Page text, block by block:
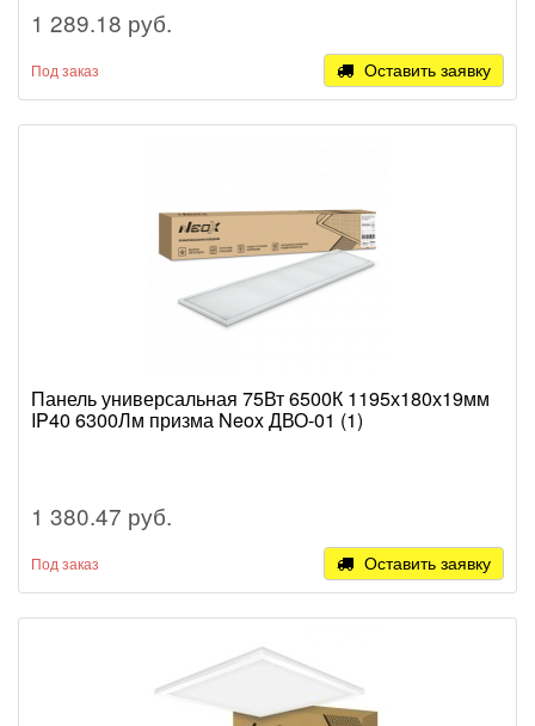
1 289.18 руб.
Под заказ Оставить заявку
Панель универсальная 75Вт 6500К 1195х180х19мм
IP40 6300Лм призма Neox ДВО-01 (1)
1 380.47 руб.
Под заказ Оставить заявку